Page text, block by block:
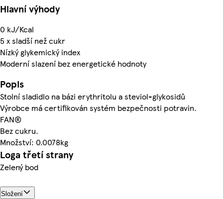
Hlavní výhody
0 kJ/Kcal
5 x sladší než cukr
Nízký glykemický index
Moderní slazení bez energetické hodnoty
Popis
Stolní sladidlo na bázi erythritolu a steviol-glykosidů
Výrobce má certifikován systém bezpečnosti potravin.
FAN®
Bez cukru.
Množství: 0.0078kg
Loga třetí strany
Zelený bod
Složení